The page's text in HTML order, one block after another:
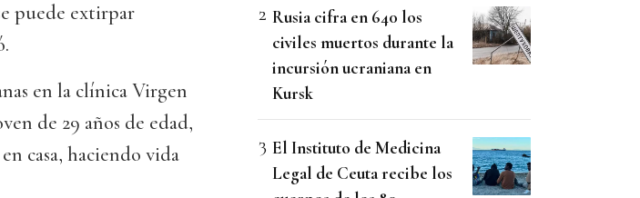
puede extirpar
en la clínica Virgen
de 29 años de edad,
casa, haciendo vida
Rusia cifra en 640 los
civiles muertos durante la
incursión ucraniana en
Kursk
El Instituto de Medicina
Legal de Ceuta recibe los